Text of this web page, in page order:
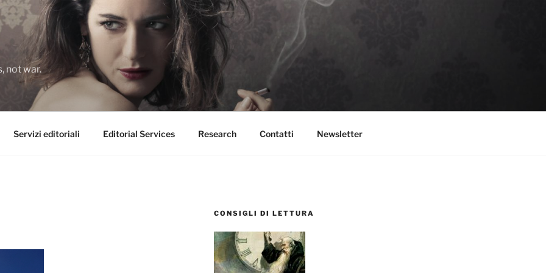
not war.
Servizi editoriali Editorial Services Research Contatti Newsletter
CONSIGLI DI LETTURA